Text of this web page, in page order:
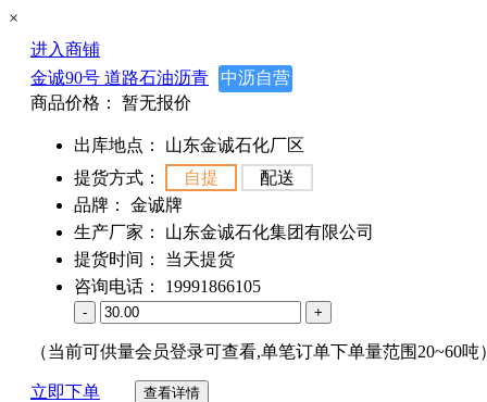
×
进入商铺
金诚90号 道路石油沥青
中沥自营
商品价格：
暂无报价
出库地点：
山东金诚石化厂区
提货方式：
自提
配送
品牌：
金诚牌
生产厂家：
山东金诚石化集团有限公司
提货时间：
当天提货
咨询电话：
19991866105
- +
（当前可供量会员登录可查看,单笔订单下单量范围20~60吨
立即下单 查看详情